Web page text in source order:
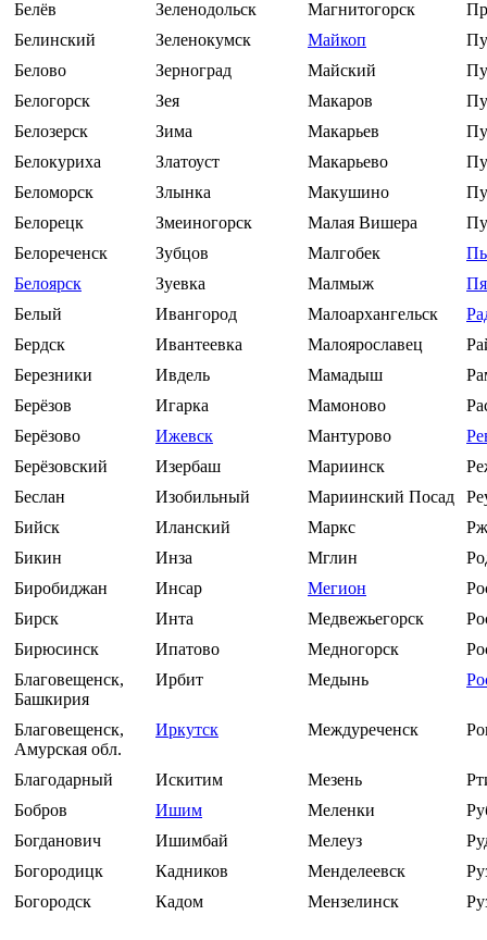
Белёв Зеленодольск Магнитогорск
Белинский
Зеленокумск Майкоп
Белово
Зерноград Майский
Белогорск
Зея Макаров
Белозерск
Зима Макарьев
Белокуриха
Златоуст Макарьево
Беломорск
Злынка Макушино
Белорецк
Змеиногорск Малая Вишера
Белореченск
Зубцов Малгобек
Белоярск
Зуевка Малмыж
Белый
Ивангород Малоархангельск
Бердск
Ивантеевка Малоярославец
Березники
Ивдель Мамадыш
Берёзов
Игарка Мамоново
Берёзово
Ижевск Мантурово
Берёзовский
Изербаш Мариинск
Беслан
Изобильный Мариинский Посад
Бийск
Иланский Маркс
Бикин
Инза Мглин
Биробиджан
Инсар Мегион
Бирск
Инта Медвежьегорск
Бирюсинск
Ипатово Медногорск
Благовещенск,
Башкирия
Ирбит Медынь
Благовещенск,
Амурская обл.
Иркутск Междуреченск
Благодарный Искитим Мезень
Бобров
Ишим Меленки
Богданович
Ишимбай Мелеуз
Богородицк
Кадников Менделеевск
Богородск
Кадом Мензелинск